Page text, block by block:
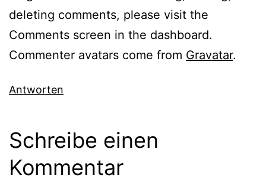
deleting comments, please visit the
Comments screen in the dashboard.
Commenter avatars come from Gravatar.
Antworten
Schreibe einen
Kommentar